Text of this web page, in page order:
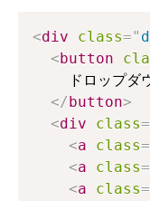
<div class="
<button
ドロップダ
</button>
<div class=
<a class=
<a class=
<a class=